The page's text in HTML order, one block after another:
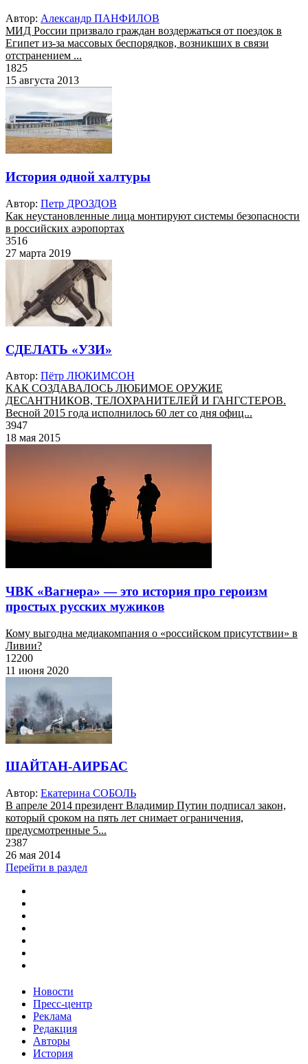
Автор: Александр ПАНФИЛОВ
МИД России призвало граждан воздержаться от поездок в
Египет из-за массовых беспорядков, возникших в связи
отстранением ...
1825
15 августа 2013
История одной халтуры
Автор: Петр ДРОЗДОВ
Как неустановленные лица монтируют системы безопасности
в российских аэропортах
3516
27 марта 2019
СДЕЛАТЬ «УЗИ»
Автор: Пётр ЛЮКИМСОН
КАК СОЗДАВАЛОСЬ ЛЮБИМОЕ ОРУЖИЕ
ДЕСАНТНИКОВ, ТЕЛОХРАНИТЕЛЕЙ И ГАНГСТЕРОВ.
Весной 2015 года исполнилось 60 лет со дня офиц...
3947
18 мая 2015
ЧВК «Вагнера» — это история про героизм
простых русских мужиков
Кому выгодна медиакомпания о «российском присутствии» в
Ливии?
12200
11 июня 2020
ШАЙТАН-АИРБАС
Автор: Екатерина СОБОЛЬ
В апреле 2014 президент Владимир Путин подписал закон,
который сроком на пять лет снимает ограничения,
предусмотренные 5...
2387
26 мая 2014
Перейти в раздел
Новости
Пресс-центр
Реклама
Редакция
Авторы
История